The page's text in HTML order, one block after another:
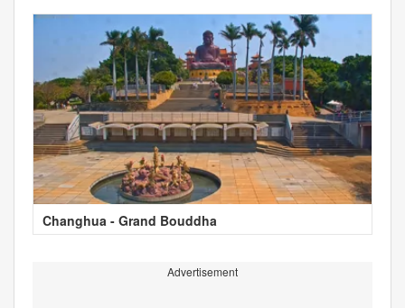
Changhua - Grand Bouddha
Advertisement